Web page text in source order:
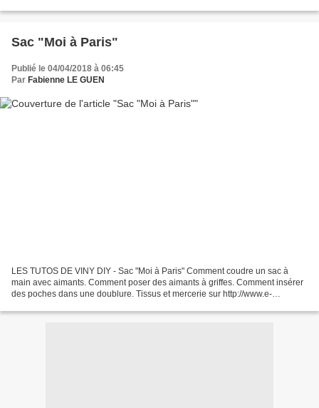
Sac "Moi à Paris"
Publié le 04/04/2018 à 06:45
Par Fabienne LE GUEN
LES TUTOS DE VINY DIY - Sac "Moi à Paris" Comment coudre un sac à
main avec aimants. Comment poser des aimants à griffes. Comment insérer
des poches dans une doublure. Tissus et mercerie sur http://www.e-